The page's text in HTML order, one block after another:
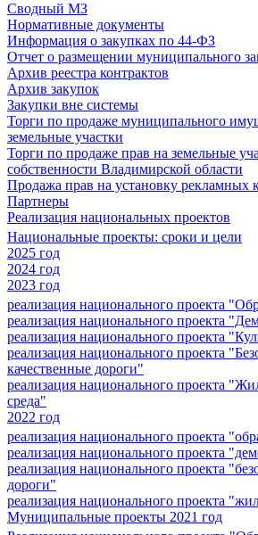
Сводный МЗ
Нормативные документы
Информация о закупках по 44-ФЗ
Отчет о размещении муниципального
Архив реестра контрактов
Архив закупок
Закупки вне системы
Торги по продаже муниципального
земельные участки
Торги по продаже прав на земельные
собственности Владимирской области
Продажа прав на установку рекламных
Партнеры
Реализация национальных проектов
Национальные проекты: сроки и цели
2025 год
2024 год
2023 год
реализация национального проекта
реализация национального проекта
реализация национального проекта
реализация национального проекта
качественные дороги"
реализация национального проекта
среда"
2022 год
реализация национального проекта
реализация национального проекта
реализация национального проекта
дороги"
реализация национального проекта
Муниципальные проекты 2021 год